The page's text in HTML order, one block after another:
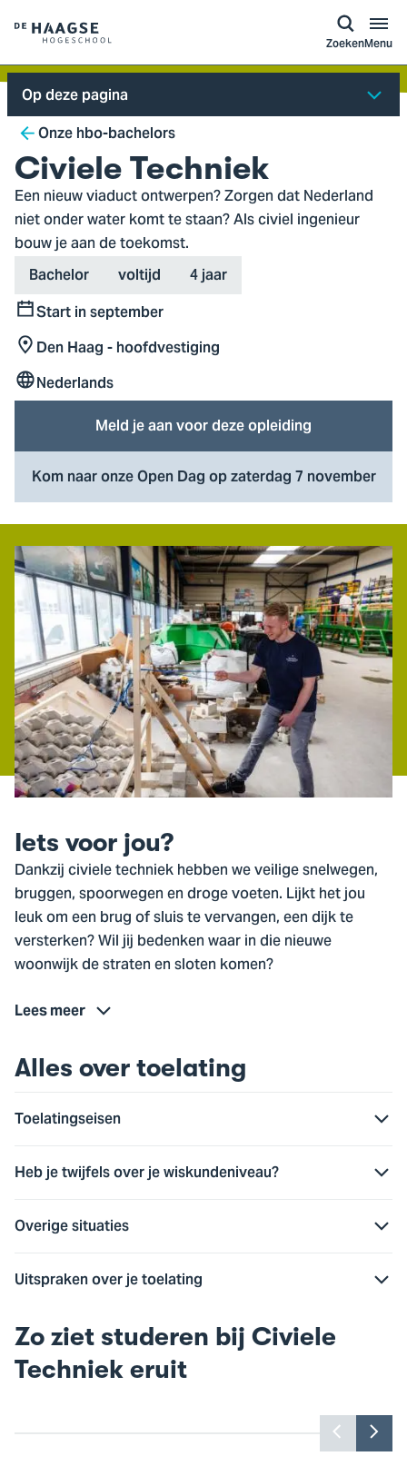
Logo
van
De
Haagse
Hogeschool,
ga
naar
de
homepagina
ZoekenMenu
Op deze pagina
Breadcrumb
Onze hbo-bachelors
Civiele Techniek
Een nieuw viaduct ontwerpen? Zorgen dat Nederland
niet onder water komt te staan? Als civiel ingenieur
bouw je aan de toekomst.
Type
Bachelor Variant
voltijd Duration
4 jaar
StartStart in september
Locatie
Den Haag - hoofdvestiging
TaalNederlands
Meld je aan voor deze opleiding
Kom naar onze Open Dag op zaterdag 7 november
Iets voor jou?
Dankzij civiele techniek hebben we veilige snelwegen,
bruggen, spoorwegen en droge voeten. Lijkt het jou
leuk om een brug of sluis te vervangen, een dijk te
versterken? Wil jij bedenken waar in die nieuwe
woonwijk de straten en sloten komen?
Lees meer
Alles over toelating
Toelatingseisen
Heb je twijfels over je wiskundeniveau?
Overige situaties
Uitspraken over je toelating
Zo ziet studeren bij Civiele
Techniek eruit
Toon
vorige